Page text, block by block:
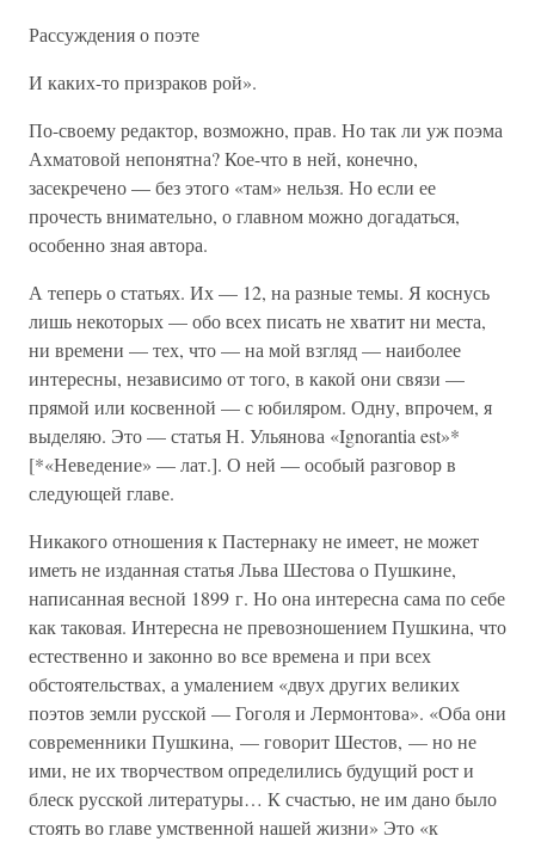
Рассуждения о поэте
И каких-то призраков рой».
По-своему редактор, возможно, прав. Но так ли уж поэма
Ахматовой непонятна? Кое-что в ней, конечно,
засекречено — без этого «там» нельзя. Но если ее
прочесть внимательно, о главном можно догадаться,
особенно зная автора.
А теперь о статьях. Их — 12, на разные темы. Я коснусь
лишь некоторых — обо всех писать не хватит ни места,
ни времени — тех, что — на мой взгляд — наиболее
интересны, независимо от того, в какой они связи —
прямой или косвенной — с юбиляром. Одну, впрочем, я
выделяю. Это — статья Н. Ульянова «Ignorantia est»*
[*«Неведение» — лат.]. О ней — особый разговор в
следующей главе.
Никакого отношения к Пастернаку не имеет, не может
иметь не изданная статья Льва Шестова о Пушкине,
написанная весной 1899 г. Но она интересна сама по себе
как таковая. Интересна не превозношением Пушкина, что
естественно и законно во все времена и при всех
обстоятельствах, а умалением «двух других великих
поэтов земли русской — Гоголя и Лермонтова». «Оба они
современники Пушкина, — говорит Шестов, — но не
ими, не их творчеством определились будущий рост и
блеск русской литературы… К счастью, не им дано было
стоять во главе умственной нашей жизни» Это «к